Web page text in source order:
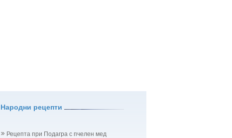
Народни рецепти
Рецепта при Подагра с пчелен мед